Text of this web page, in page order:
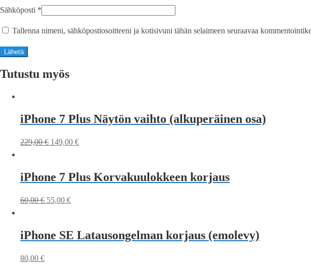
Sähköposti *
Tallenna nimeni, sähköpostiosoitteeni ja kotisivuni tähän selaimeen seuraavaa
Tutustu myös
iPhone 7 Plus Näytön vaihto (alkuperäinen osa)
229,00€ 149,00 €
iPhone 7 Plus Korvakuulokkeen korjaus
60,00€ 55,00 €
iPhone SE Latausongelman korjaus (emolevy)
80,00 €